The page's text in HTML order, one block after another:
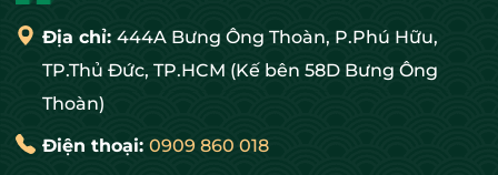
Địa chỉ: 444A Bưng Ông Thoàn, P.Phú Hữu,
TP.Thủ Đức, TP.HCM (Kế bên 58D Bưng Ông
Thoàn)
Điện thoại: 0909 860 018